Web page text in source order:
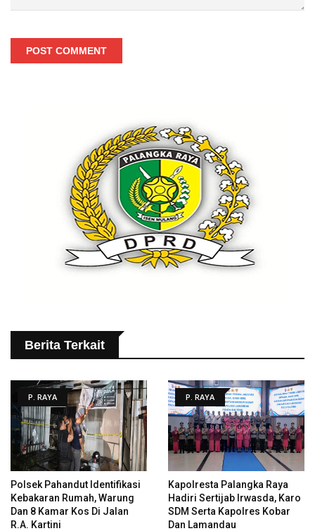
POST COMMENT
Berita Terkait
P. RAYA
Polsek Pahandut Identifikasi
Kebakaran Rumah, Warung
Dan 8 Kamar Kos Di Jalan
R.A. Kartini
P. RAYA
Kapolresta Palangka Raya
Hadiri Sertijab Irwasda, Karo
SDM Serta Kapolres Kobar
Dan Lamandau